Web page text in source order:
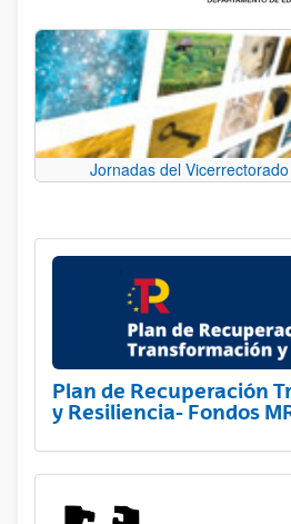
Jornadas del
Plan de Recuperación
y Resiliencia- Fondos